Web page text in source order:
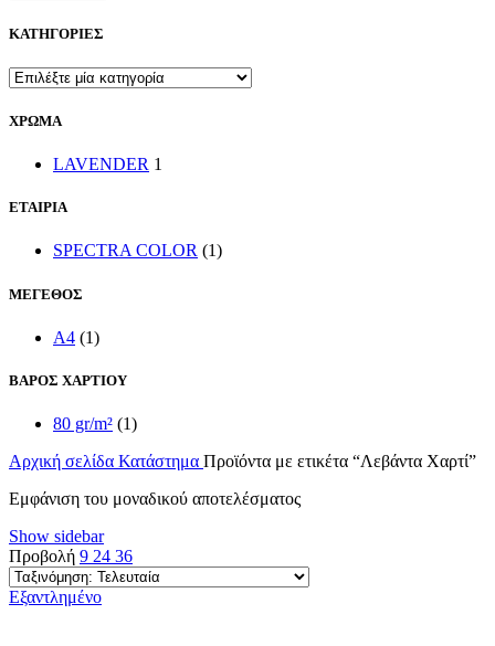
ΚΑΤΗΓΟΡΙΕΣ
ΧΡΩΜΑ
LAVENDER 1
ΕΤΑΙΡΙΑ
SPECTRA COLOR (1)
ΜΕΓΕΘΟΣ
A4 (1)
ΒΑΡΟΣ ΧΑΡΤΙΟΥ
80 gr/m² (1)
Αρχική σελίδα Κατάστημα Προϊόντα με ετικέτα “Λεβάντα Χαρτί”
Εμφάνιση του μοναδικού αποτελέσματος
Show sidebar
Προβολή 9 24 36
Εξαντλημένο